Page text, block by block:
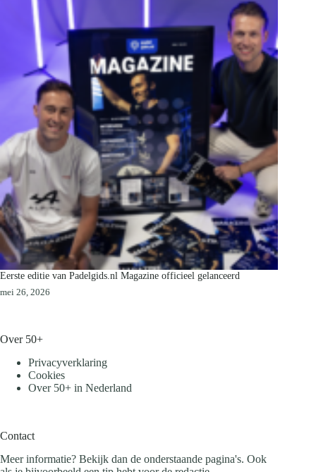
Eerste editie van Padelgids.nl Magazine officieel gelanceerd
mei 26, 2026
Over 50+
Privacyverklaring
Cookies
Over 50+ in Nederland
Contact
Meer informatie? Bekijk dan de onderstaande pagina's. Ook